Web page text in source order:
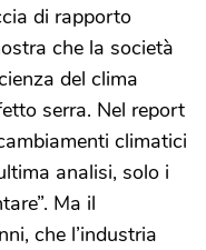
di rapporto
che la società
del clima
serra. Nel report
climatici
analisi, solo i
Ma il
che l’industria